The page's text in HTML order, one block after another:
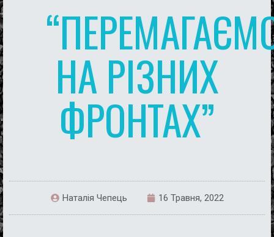
НА РІЗНИХ
ФРОНТАХ”
Наталія Чепець 16 Травня, 2022